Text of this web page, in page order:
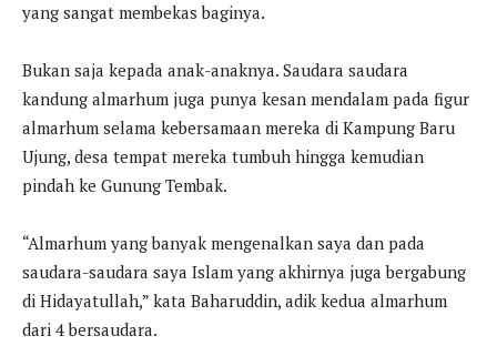
yang sangat membekas baginya.
Bukan saja kepada anak-anaknya. Saudara saudara
kandung almarhum juga punya kesan mendalam pada figur
almarhum selama kebersamaan mereka di Kampung Baru
Ujung, desa tempat mereka tumbuh hingga kemudian
pindah ke Gunung Tembak.
“Almarhum yang banyak mengenalkan saya dan pada
saudara-saudara saya Islam yang akhirnya juga bergabung
di Hidayatullah,” kata Baharuddin, adik kedua almarhum
dari 4 bersaudara.